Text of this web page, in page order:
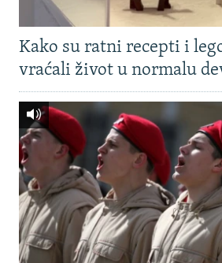
Kako su ratni recepti i
vraćali život u normalu